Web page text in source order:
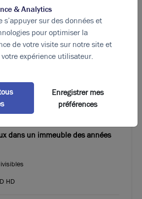
dans un immeuble des années
HD
& Analytics
s’appuyer sur des données et
pour optimiser la
de votre visite sur notre site et
expérience utilisateur.
Enregistrer mes
préférences